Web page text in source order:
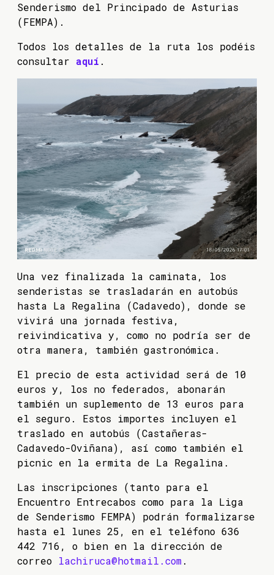
Senderismo del Principado de Asturias
(FEMPA).
Todos los detalles de la ruta los podéis
consultar aquí .
Una vez finalizada la caminata, los
senderistas se trasladarán en autobús
hasta La Regalina (Cadavedo), donde se
vivirá una jornada festiva,
reivindicativa y, como no podría ser de
otra manera, también gastronómica.
El precio de esta actividad será de 10
euros y, los no federados, abonarán
también un suplemento de 13 euros para
el seguro. Estos importes incluyen el
traslado en autobús (Castañeras-
Cadavedo-Oviñana), así como también el
picnic en la ermita de La Regalina.
Las inscripciones (tanto para el
Encuentro Entrecabos como para la Liga
de Senderismo FEMPA) podrán formalizarse
hasta el lunes 25, en el teléfono 636
442 716, o bien en la dirección de
correo lachiruca@hotmail.com.